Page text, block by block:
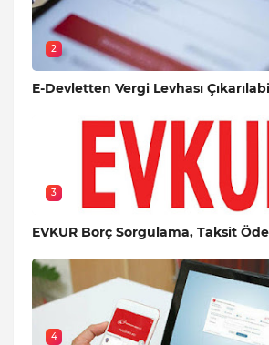
2
E-Devletten Vergi Levhası
3
EVKUR Borç Sorgulama, Taksit
4